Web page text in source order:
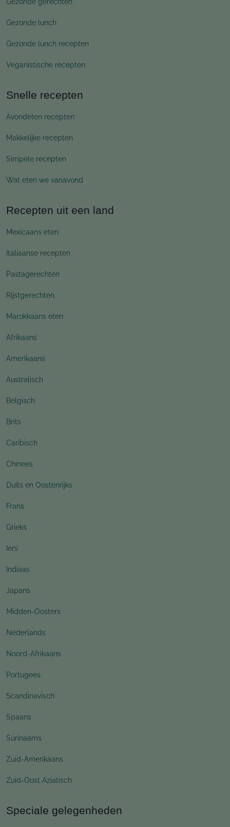
Gezonde lunch
Gezonde lunch recepten
Veganistische recepten
Snelle recepten
Avondeten recepten
Makkelijke recepten
Simpele recepten
Wat eten we vanavond
Recepten uit een land
Mexicaans eten
Italiaanse recepten
Pastagerechten
Rijstgerechten
Marokkaans eten
Afrikaans
Amerikaans
Australisch
Belgisch
Brits
Caribisch
Chinees
Duits en Oostenrijks
Frans
Grieks
Iers
Indiaas
Japans
Midden-Oosters
Nederlands
Noord-Afrikaans
Portugees
Scandinavisch
Spaans
Surinaams
Zuid-Amerikaans
Zuid-Oost Aziatisch
Speciale gelegenheden